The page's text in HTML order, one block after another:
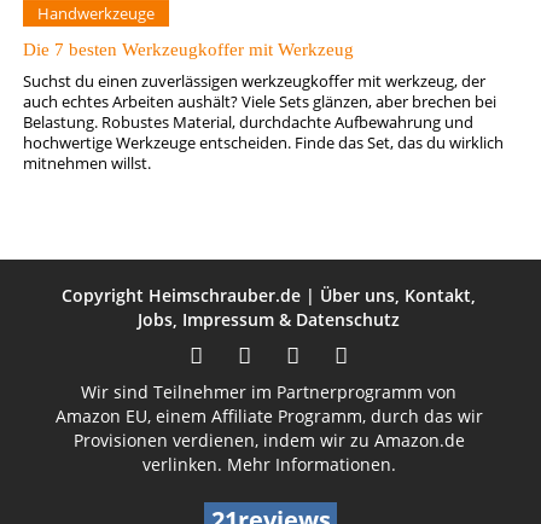
Handwerkzeuge
Die 7 besten Werkzeugkoffer mit Werkzeug
Suchst du einen zuverlässigen werkzeugkoffer mit werkzeug, der
auch echtes Arbeiten aushält? Viele Sets glänzen, aber brechen bei
Belastung. Robustes Material, durchdachte Aufbewahrung und
hochwertige Werkzeuge entscheiden. Finde das Set, das du wirklich
mitnehmen willst.
Copyright Heimschrauber.de | Über uns, Kontakt,
Jobs, Impressum & Datenschutz
Wir sind Teilnehmer im Partnerprogramm von
Amazon EU, einem Affiliate Programm, durch das wir
Provisionen verdienen, indem wir zu Amazon.de
verlinken. Mehr Informationen.